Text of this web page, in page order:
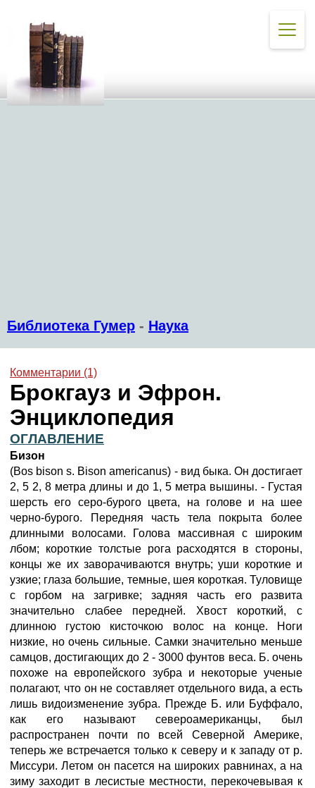
Библиотека Гумер - Наука
Комментарии (1)
Брокгауз и Эфрон.
Энциклопедия
ОГЛАВЛЕНИЕ
Бизон
(Bos bison s. Bison americanus) - вид быка. Он достигает
2, 5 2, 8 метра длины и до 1, 5 метра вышины. - Густая
шерсть его серо-бурого цвета, на голове и на шее
черно-бурого. Передняя часть тела покрыта более
длинными волосами. Голова массивная с широким
лбом; короткие толстые рога расходятся в стороны,
концы же их заворачиваются внутрь; уши короткие и
узкие; глаза большие, темные, шея короткая. Туловище
с горбом на загривке; задняя часть его развита
значительно слабее передней. Хвост короткий, с
длинною густою кисточкою волос на конце. Ноги
низкие, но очень сильные. Самки значительно меньше
самцов, достигающих до 2 - 3000 фунтов веса. Б. очень
похоже на европейского зубра и некоторые ученые
полагают, что он не составляет отдельного вида, а есть
лишь видоизменение зубра. Прежде Б. или Буффало,
как его называют североамериканцы, был
распространен почти по всей Северной Америке,
теперь же встречается только к северу и к западу от р.
Миссури. Летом он пасется на широких равнинах, а на
зиму заходит в лесистые местности, перекочевывая к